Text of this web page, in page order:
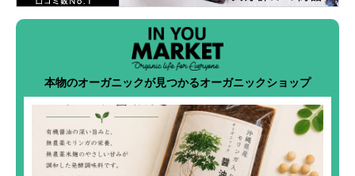
本物のオーガニックが見つかるオーガニックショップ